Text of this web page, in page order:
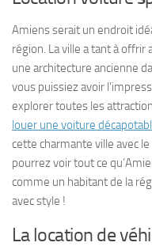
Amiens serait un endroit
région. La ville a tant à offrir
une architecture ancienne
vous puissiez avoir
explorer toutes les
louer une voiture
cette charmante ville avec
pourrez voir tout ce
comme un habitant de la
avec style !
La location de